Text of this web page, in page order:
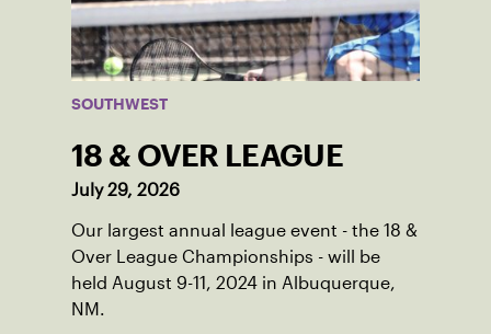
SOUTHWEST
18 & OVER LEAGUE
July 29, 2026
Our largest annual league event - the 18 &
Over League Championships - will be
held August 9-11, 2024 in Albuquerque,
NM.